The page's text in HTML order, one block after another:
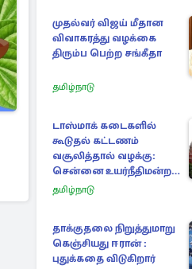
முதல்வர் விஜய் மீதான
விவாகரத்து வழக்கை
திரும்ப பெற்ற சங்கீதா
தமிழ்நாடு
டாஸ்மாக் கடைகளில்
கூடுதல் கட்டணம்
வசூலித்தால் வழக்கு:
சென்னை உயர்நீதிமன்றம்
உத்தரவு
தமிழ்நாடு
தாக்குதலை நிறுத்துமாறு
கெஞ்சியது ஈரான் :
புதுக்கதை விடுகிறார்